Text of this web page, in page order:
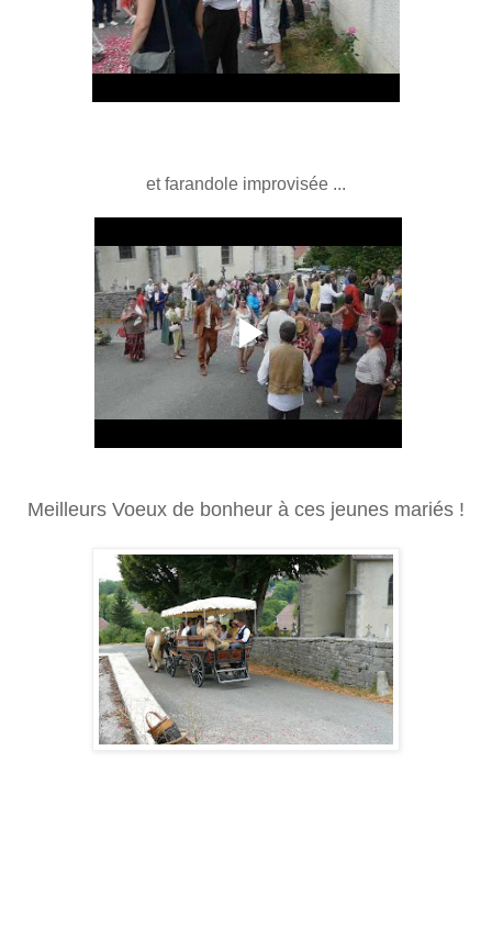
et farandole improvisée ...
Meilleurs Voeux de bonheur à ces jeunes mariés !